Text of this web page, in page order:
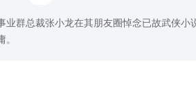
群总裁张小龙在其朋友圈悼念已故武侠小